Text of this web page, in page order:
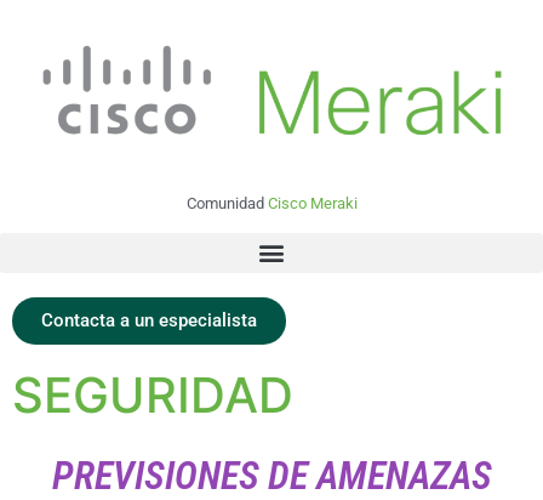
Comunidad Cisco Meraki
Contacta a un especialista
SEGURIDAD
PREVISIONES DE AMENAZAS